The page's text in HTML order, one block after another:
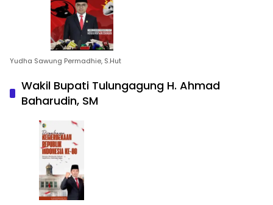
Yudha Sawung Permadhie, S.Hut
Wakil Bupati Tulungagung H. Ahmad
Baharudin, SM